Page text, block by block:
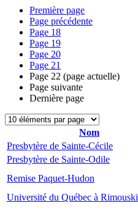
Première page
Page précédente
Page 18
Page 19
Page 20
Page 21
Page 22 (page actuelle)
Page suivante
Dernière page
Nom
Presbytère de Sainte-Cécile
Presbytère de Sainte-Odile
Remise Paquet-Hudon
Université du Québec à Rimouski